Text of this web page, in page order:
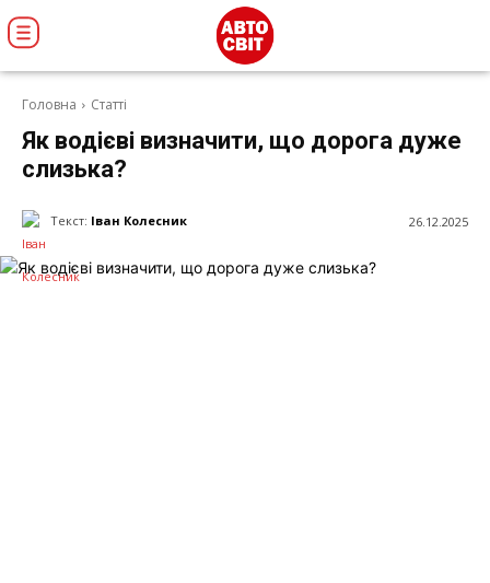
Головна Статті
Як водієві визначити, що дорога дуже
слизька?
Текст: Іван Колесник 26.12.2025